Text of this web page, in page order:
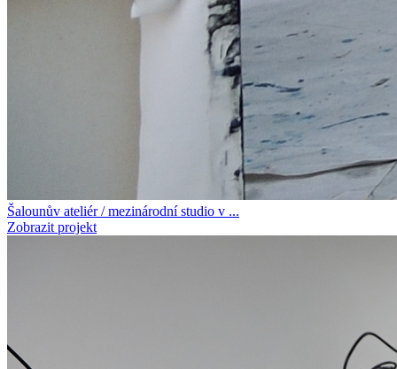
Šalounův ateliér / mezinárodní studio v ...
Zobrazit projekt